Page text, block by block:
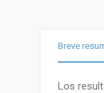
Breve
Los